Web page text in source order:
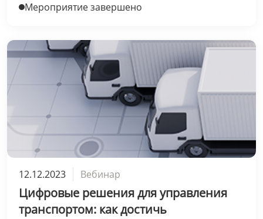
Мероприятие завершено
12.12.2023 Вебинар
Цифровые решения для управления
транспортом: как достичь